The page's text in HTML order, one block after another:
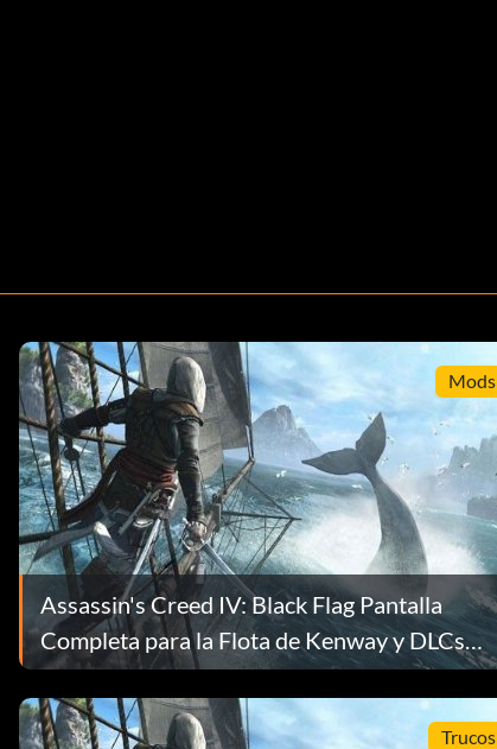
Mods
Assassin's Creed IV: Black Flag Pantalla
Completa para la Flota de Kenway y DLCs
Mod v1.07
Trucos